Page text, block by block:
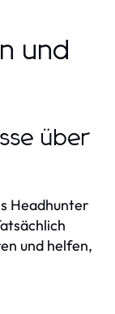
und
über
Headhunter
und helfen,